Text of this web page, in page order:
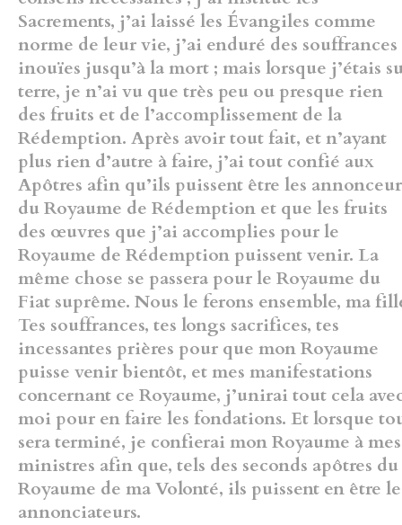
Sacrements, j’ai laissé les Évangiles comme
norme de leur vie, j’ai enduré des souffrances
inouïes jusqu’à lamort ; mais lorsque j’étais
terre, je n’ai vu que très peu ou presque rien
des fruits et de l’accomplissement de la
Rédemption. Après avoirtout fait, et n’ayant
plus rien d’autre à faire, j’ai tout confié aux
Apôtres afin qu’ils puissent être les
du Royaume de Rédemption et que les fruits
des œuvres que j’ai accomplies pour le
Royaume de Rédemption puissent venir. La
même chose se passera pour le Royaume du
Fiat suprême. Nous le ferons ensemble, ma
Tes souffrances, tes longs sacrifices, tes
incessantes prières pour que monRoyaume
puisse venir bientôt, et mes manifestations
concernant ce Royaume, j’unirai tout cela
moi pour en faire les fondations. Etlorsque
sera terminé, je confierai mon Royaume à mes
ministres afin que, tels des seconds apôtres du
Royaume de ma Volonté, ils puissent en être
annonciateurs.